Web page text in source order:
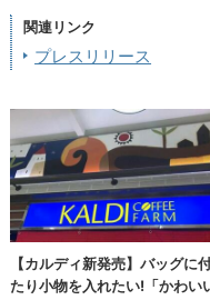
関連リンク
プレスリリース